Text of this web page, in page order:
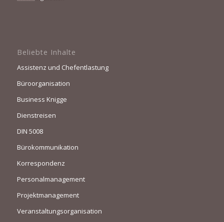
Beliebte Inhalte
Assistenz und Chefentlastung
Büroorganisation
Business Knigge
Dienstreisen
DIN 5008
Bürokommunikation
Korrespondenz
Personalmanagement
Projektmanagement
Veranstaltungsorganisation